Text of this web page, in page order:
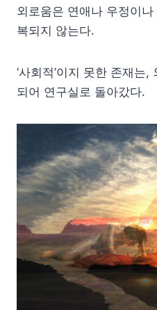
외로움은 연애나 우정이
복되지 않는다.
‘사회적’이지 못한 존재는
되어 연구실로 돌아갔다.